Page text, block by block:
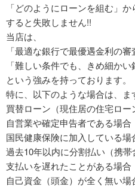
「どのようにローンを組む」か
すると失敗しません!!
当店は、
「最適な銀行で最優遇金利の審
「難しい条件でも、きめ細か
という強みを持っております。
特に、以下のような場合は、ま
買替ローン（現住居の住宅ロー
自営業や確定申告者である場合
国民健康保険に加入している場
過去10年以内に分割払い（携
支払いを遅れたことがある場合
自己資金（頭金）が全く無い場